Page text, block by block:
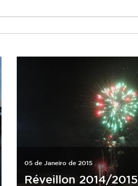
05 de Janeiro de 2015
Réveillon 2014/2015